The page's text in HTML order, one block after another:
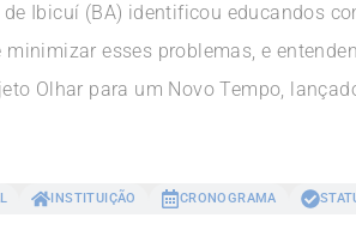
Ibicuí (BA) identificou educandos
esses problemas, e
Olhar para um Novo Tempo,
INSTITUIÇÃO CRONOGRAMA